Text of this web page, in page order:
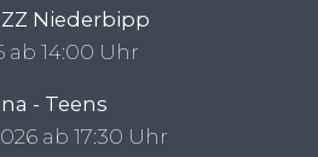
Niederbipp
ab 14:00 Uhr
- Teens
ab 17:30 Uhr